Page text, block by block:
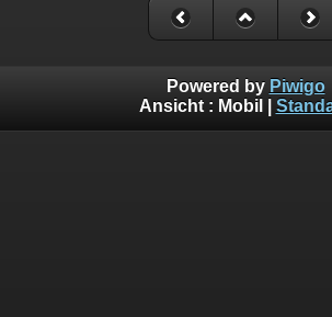
Powered by Piwigo
Ansicht : Mobil